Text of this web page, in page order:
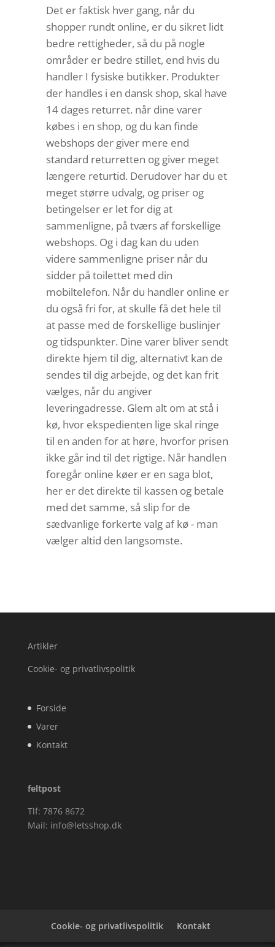
Det er faktisk hver gang, når du
shopper rundt online, er du sikret lidt
bedre rettigheder, så du på nogle
områder er bedre stillet, end hvis du
handler I fysiske butikker. Produkter
der handles i en dansk shop, skal have
14 dages returret. når dine varer
købes i en shop, og du kan finde
webshops der giver mere end
standard returretten og giver meget
længere returtid. Derudover har du et
meget større udvalg, og priser og
betingelser er let for dig at
sammenligne, på tværs af forskellige
webshops. Og i dag kan du uden
videre sammenligne priser når du
sidder på toilettet med din
mobiltelefon. Når du handler online er
du også fri for, at skulle få det hele til
at passe med de forskellige buslinjer
og tidspunkter. Dine varer bliver sendt
direkte hjem til dig, alternativt kan de
sendes til dig arbejde, og det kan frit
vælges, når du angiver
leveringadresse. Glem alt om at stå i
kø, hvor ekspedienten lige skal ringe
til en anden for at høre, hvorfor prisen
ikke går ind til det rigtige. Når handlen
foregår online køer er en saga blot,
her er det direkte til kassen og betale
med det samme, så slip for de
sædvanlige forkerte valg af kø - man
vælger altid den langsomste.
Artikler
Cookie- og privatlivspolitik
Forside
Varer
Kontakt
feltpost
Tlf: 7876 8672
Mail: info@letsshop.dk
Cookie- og privatlivspolitik Kontakt